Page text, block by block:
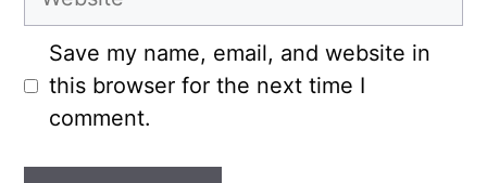
Save my name, email, and website in
this browser for the next time I
comment.